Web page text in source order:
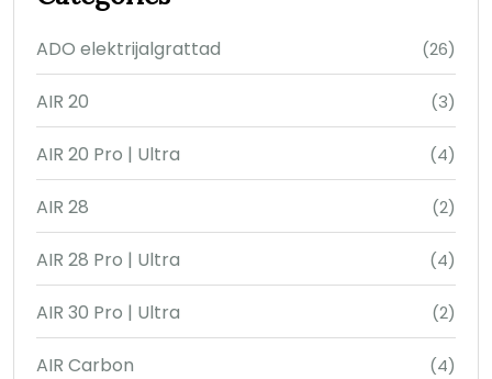
ADO elektrijalgrattad (26)
AIR 20 (3)
AIR 20 Pro | Ultra (4)
AIR 28 (2)
AIR 28 Pro | Ultra (4)
AIR 30 Pro | Ultra (2)
AIR Carbon (4)